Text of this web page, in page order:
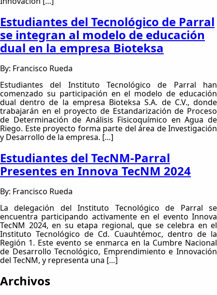
Estudiantes del Tecnológico de Parral
se integran al modelo de educación
dual en la empresa Bioteksa
By: Francisco Rueda
Estudiantes del Instituto Tecnológico de Parral han
comenzado su participación en el modelo de educación
dual dentro de la empresa Bioteksa S.A. de C.V., donde
trabajarán en el proyecto de Estandarización de Proceso
de Determinación de Análisis Fisicoquímico en Agua de
Riego. Este proyecto forma parte del área de Investigación
y Desarrollo de la empresa. […]
Estudiantes del TecNM-Parral
Presentes en Innova TecNM 2024
By: Francisco Rueda
La delegación del Instituto Tecnológico de Parral se
encuentra participando activamente en el evento Innova
TecNM 2024, en su etapa regional, que se celebra en el
Instituto Tecnológico de Cd. Cuauhtémoc, dentro de la
Región 1. Este evento se enmarca en la Cumbre Nacional
de Desarrollo Tecnológico, Emprendimiento e Innovación
del TecNM, y representa una […]
Archivos